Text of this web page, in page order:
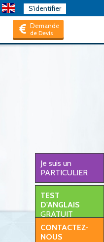
S'identifier
Demande
de Devis
Je suis un
PARTICULIER
TEST
D'ANGLAIS
GRATUIT
CONTACTEZ-
NOUS